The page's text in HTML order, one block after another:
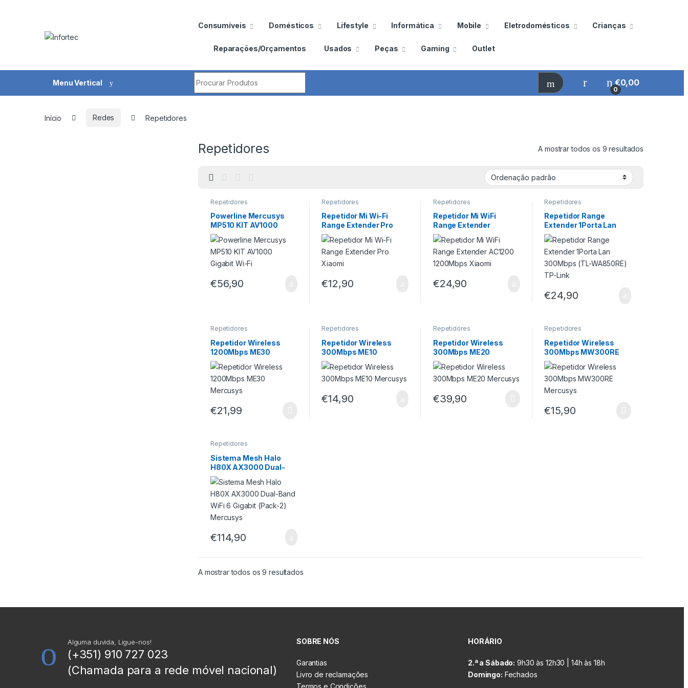
Consumíveis Domésticos Lifestyle Informática Mobile Eletrodomésticos Crianças
Reparações/Orçamentos Usados Peças Gaming Outlet
Menu Vertical
0
€0,00
Início Redes Repetidores
Repetidores A mostrar todos os 9 resultados
Repetidores
Powerline Mercusys
MP510 KIT AV1000
Gigabit Wi-Fi
€56,90
Repetidores
Repetidor Mi Wi-Fi
Range Extender Pro
Xiaomi
€12,90
Repetidores
Repetidor Mi WiFi
Range Extender
AC1200 1200Mbps
Xiaomi
€24,90
Repetidores
Repetidor Range
Extender 1Porta Lan
300Mbps (TL-
WA850RE) TP-Link
€24,90
Repetidores
Repetidor Wireless
1200Mbps ME30
Mercusys
€21,99
Repetidores
Repetidor Wireless
300Mbps ME10
Mercusys
€14,90
Repetidores
Repetidor Wireless
300Mbps ME20
Mercusys
€39,90
Repetidores
Repetidor Wireless
300Mbps MW300RE
Mercusys
€15,90
Repetidores
Sistema Mesh Halo
H80X AX3000 Dual-
Band WiFi 6 Gigabit
(Pack-2) Mercusys
€114,90
A mostrar todos os 9 resultados
Alguma duvida, Ligue-nos!
(+351) 910 727 023
(Chamada para a rede móvel nacional)
SOBRE NÓS
Garantias
Livro de reclamações
Termos e Condições
HORÁRIO
2.ª a Sábado: 9h30 às 12h30 | 14h às 18h
Domingo: Fechados